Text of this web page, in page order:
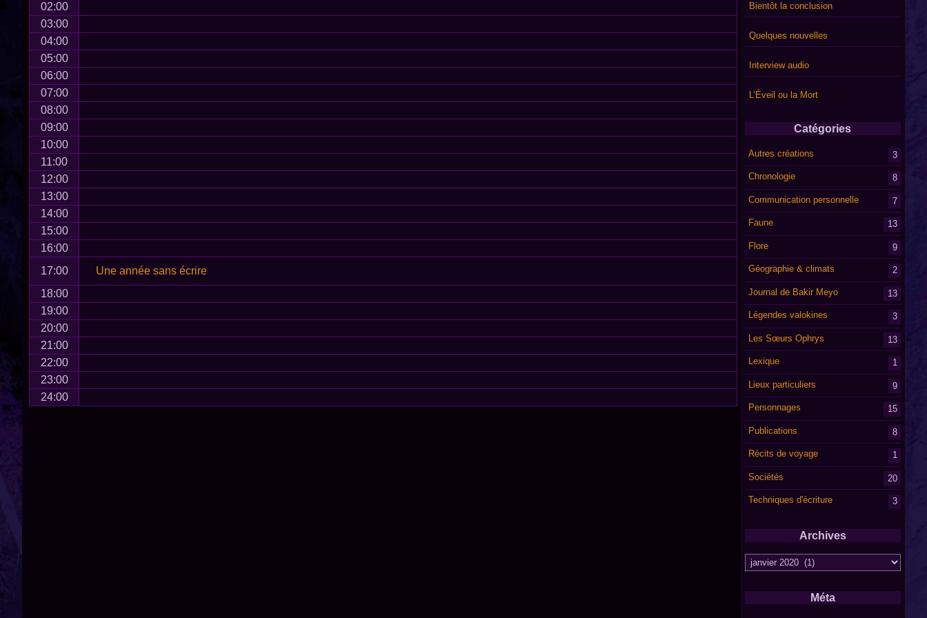
02:00
03:00
04:00
05:00
06:00
07:00
08:00
09:00
10:00
11:00
12:00
13:00
14:00
15:00
16:00
17:00
Une année sans écrire
18:00
19:00
20:00
21:00
22:00
23:00
24:00
Bientôt la conclusion
Quelques nouvelles
Interview audio
L’Éveil ou la Mort
Catégories
Autres créations 3
Chronologie 8
Communication personnelle 7
Faune 13
Flore 9
Géographie & climats 2
Journal de Bakir Meyo 13
Légendes valokines 3
Les Sœurs Ophrys 13
Lexique 1
Lieux particuliers 9
Personnages 15
Publications 8
Récits de voyage 1
Sociétés 20
Techniques d'écriture 3
Archives
Archives
Méta